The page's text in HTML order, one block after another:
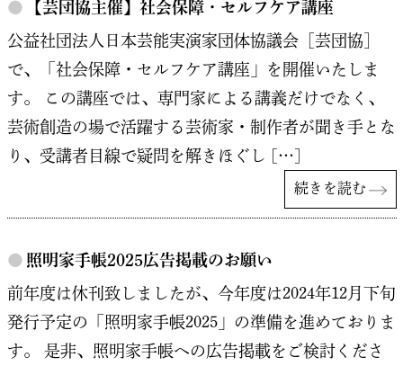
● 【芸団協主催】社会保障・セルフケア講座
公益社団法人日本芸能実演家団体協議会［芸団協］
で、「社会保障・セルフケア講座」を開催いたしま
す。 この講座では、専門家による講義だけでなく、
芸術創造の場で活躍する芸術家・制作者が聞き手とな
り、受講者目線で疑問を解きほぐし […]
続きを読む
● 照明家手帳2025広告掲載のお願い
前年度は休刊致しましたが、今年度は2024年12月下旬
発行予定の「照明家手帳2025」の準備を進めておりま
す。 是非、照明家手帳への広告掲載をご検討くださ